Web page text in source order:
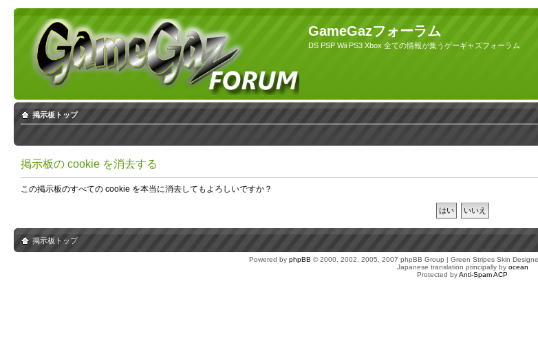
GameGazフォーラム
DS PSP Wii PS3 Xbox 全ての情報が集うゲーギャズフォーラム
掲示板トップ
掲示板の cookie を消去する
この掲示板のすべての cookie を本当に消去してもよろしいですか？
掲示板トップ
Powered by phpBB © 2000, 2002, 2005, 2007 phpBB Group | Green Stripes Skin
Japanese translation principally by ocean
Protected byAnti-Spam ACP